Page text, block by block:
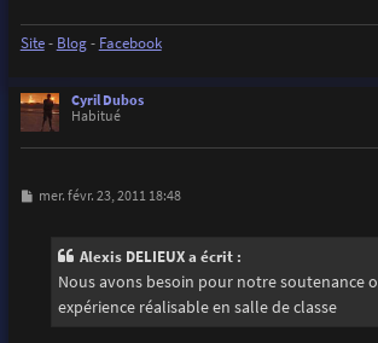
Site- Blog- Facebook
Cyril Dubos
Habitué
M
mer. févr. 23, 2011 18:48
Alexis DELIEUX a écrit :
Nous avons besoin pour notre soutenance
expérience réalisable en salle de classe